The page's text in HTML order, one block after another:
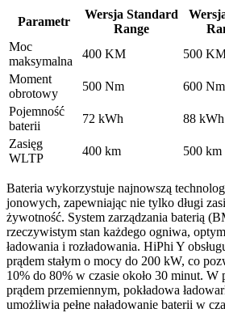
Parametr
Wersja Standard
Range
Moc
maksymalna
400 KM 500
Moment
obrotowy
500 Nm 600 Nm
Pojemność
baterii
72 kWh 88 kWh
Zasięg
WLTP
400 km 500 km
Bateria wykorzystuje najnowszą
jonowych, zapewniając nie tylko długi
żywotność. System zarządzania baterią
rzeczywistym stan każdego ogniwa,
ładowania i rozładowania. HiPhi Y
prądem stałym o mocy do 200 kW, co
10% do 80% w czasie około 30 minut. W
prądem przemiennym, pokładowa
umożliwia pełne naładowanie baterii w